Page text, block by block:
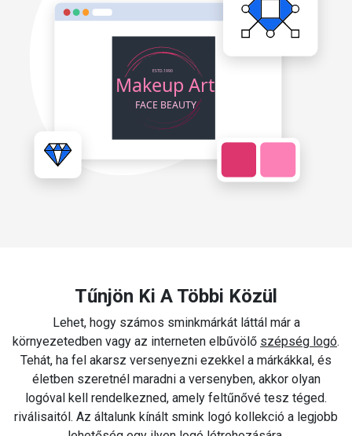
Tűnjön Ki A Többi Közül
Lehet, hogy számos sminkmárkát láttál már a
környezetedben vagy az interneten elbűvölő szépség logó.
Tehát, ha fel akarsz versenyezni ezekkel a márkákkal, és
életben szeretnél maradni a versenyben, akkor olyan
logóval kell rendelkezned, amely feltűnővé tesz téged.
riválisaitól. Az általunk kínált smink logó kollekció a legjobb